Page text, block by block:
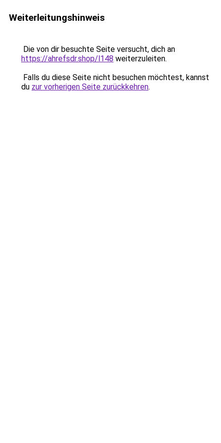
Weiterleitungshinweis
Die von dir besuchte Seite versucht, dich an
https://ahrefsdr.shop/l148 weiterzuleiten.
Falls du diese Seite nicht besuchen möchtest, kannst
du zur vorherigen Seite zurückkehren.